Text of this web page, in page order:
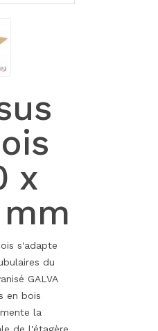
x
s'adapte
du
GALVA
en bois
la